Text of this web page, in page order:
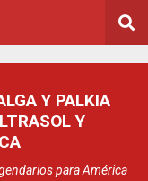
Y PALKIA
Y
para América